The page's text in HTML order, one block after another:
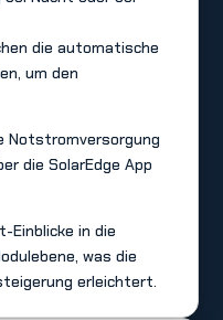
die automatische
um den
Notstromversorgung
die SolarEdge App
Einblicke in die
was die
erleichtert.